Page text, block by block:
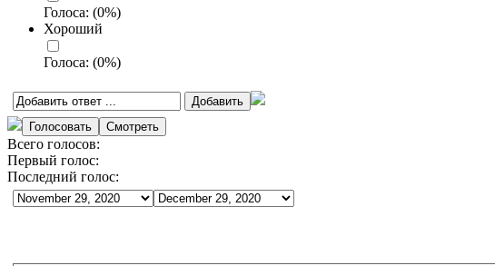
Голоса: (0%)
Хороший
Голоса: (0%)
Всего голосов:
Первый голос:
Последний голос: